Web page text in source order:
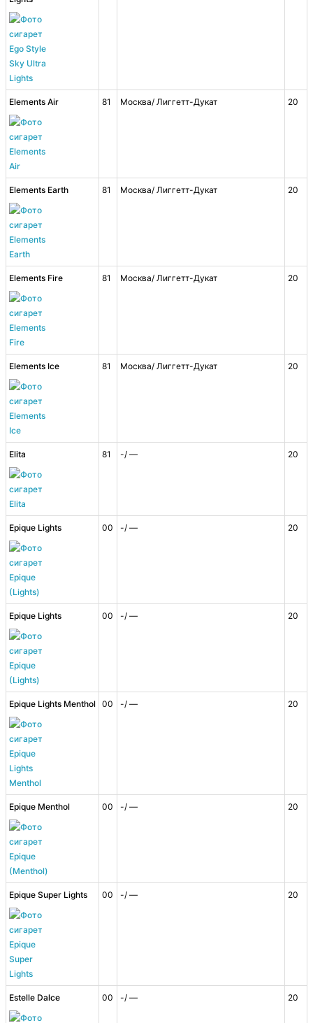
Elements Air 81 Москва/ Лиггетт-Дукат 20
Elements Earth 81 Москва/ Лиггетт-Дукат 20
Elements Fire 81 Москва/ Лиггетт-Дукат 20
Elements Ice 81 Москва/ Лиггетт-Дукат 20
Elita 81 -/ — 20
Epique Lights 00 -/ — 20
Epique Lights 00 -/ — 20
Epique Lights Menthol 00 -/ — 20
Epique Menthol 00 -/ — 20
Epique Super Lights 00 -/ — 20
Estelle Dalce 00 -/ — 20